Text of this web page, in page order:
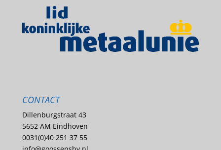
CONTACT
Dillenburgstraat 43
5652 AM Eindhoven
0031(0)40 251 37 55